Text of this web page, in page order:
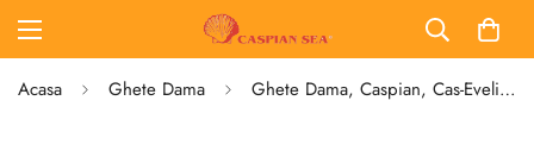
Acasa Ghete Dama Ghete Dama, Caspian, Cas-Evelin, Casual, Piele Naturala, Negru